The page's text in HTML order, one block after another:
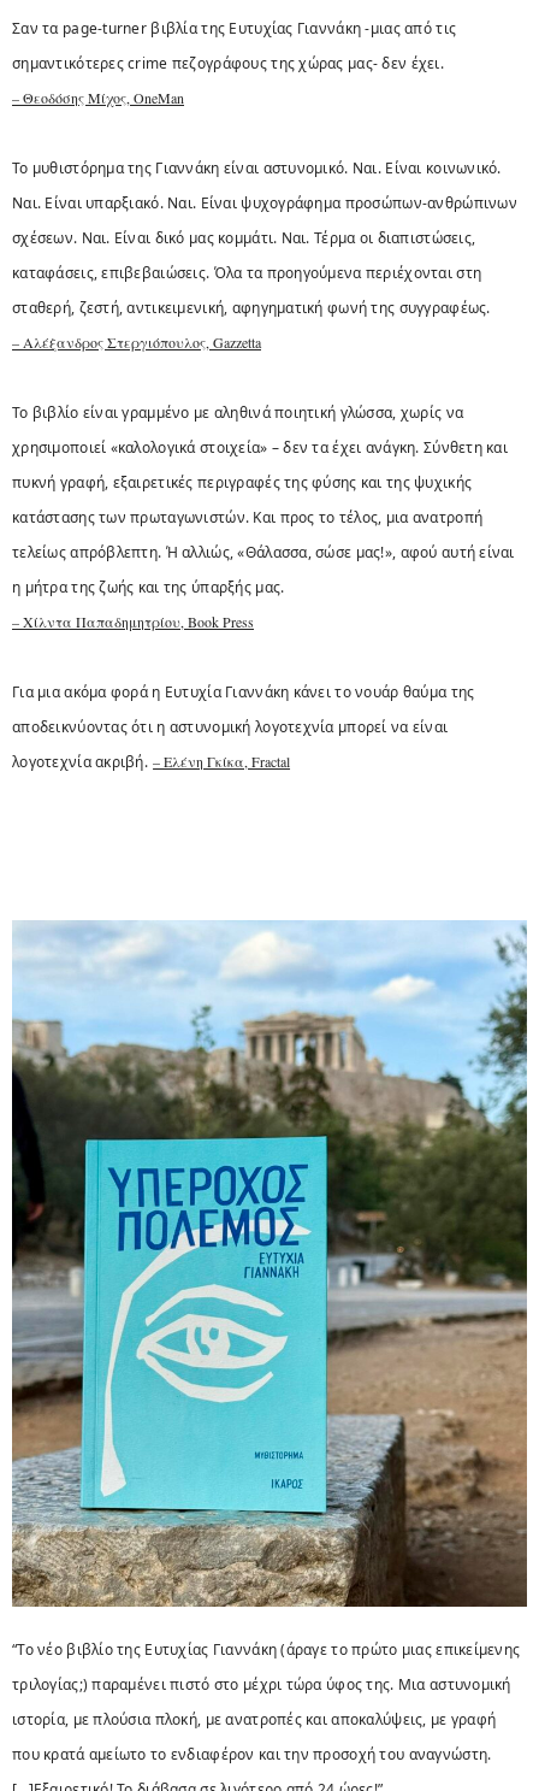
Σαν τα page-turner βιβλία της Ευτυχίας Γιαννάκη -μιας από τις
σημαντικότερες crime πεζογράφους της χώρας μας- δεν έχει.
– Θεοδόσης Μίχος, OneMan
Το μυθιστόρημα της Γιαννάκη είναι αστυνομικό. Ναι. Είναι κοινωνικό.
Ναι. Είναι υπαρξιακό. Ναι. Είναι ψυχογράφημα προσώπων-ανθρώπινων
σχέσεων. Ναι. Είναι δικό μας κομμάτι. Ναι. Τέρμα οι διαπιστώσεις,
καταφάσεις, επιβεβαιώσεις. Όλα τα προηγούμενα περιέχονται στη
σταθερή, ζεστή, αντικειμενική, αφηγηματική φωνή της συγγραφέως.
– Αλέξανδρος Στεργιόπουλος, Gazzetta
Το βιβλίο είναι γραμμένο με αληθινά ποιητική γλώσσα, χωρίς να
χρησιμοποιεί «καλολογικά στοιχεία» – δεν τα έχει ανάγκη. Σύνθετη και
πυκνή γραφή, εξαιρετικές περιγραφές της φύσης και της ψυχικής
κατάστασης των πρωταγωνιστών. Και προς το τέλος, μια ανατροπή
τελείως απρόβλεπτη. Ή αλλιώς, «Θάλασσα, σώσε μας!», αφού αυτή είναι
η μήτρα της ζωής και της ύπαρξής μας.
– Χίλντα Παπαδημητρίου, Book Press
Για μια ακόμα φορά η Ευτυχία Γιαννάκη κάνει το νουάρ θαύμα της
αποδεικνύοντας ότι η αστυνομική λογοτεχνία μπορεί να είναι
λογοτεχνία ακριβή. – Ελένη Γκίκα, Fractal
“Το νέο βιβλίο της Ευτυχίας Γιαννάκη (άραγε το πρώτο μιας επικείμενης
τριλογίας;) παραμένει πιστό στο μέχρι τώρα ύφος της. Μια αστυνομική
ιστορία, με πλούσια πλοκή, με ανατροπές και αποκαλύψεις, με γραφή
που κρατά αμείωτο το ενδιαφέρον και την προσοχή του αναγνώστη.